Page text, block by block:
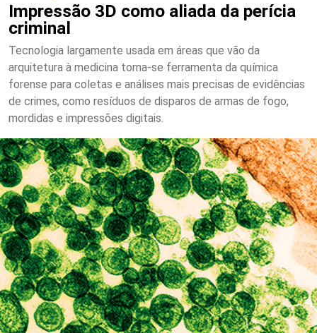
Impressão 3D como aliada da perícia
criminal
Tecnologia largamente usada em áreas que vão da
arquitetura à medicina torna-se ferramenta da química
forense para coletas e análises mais precisas de evidências
de crimes, como resíduos de disparos de armas de fogo,
mordidas e impressões digitais.